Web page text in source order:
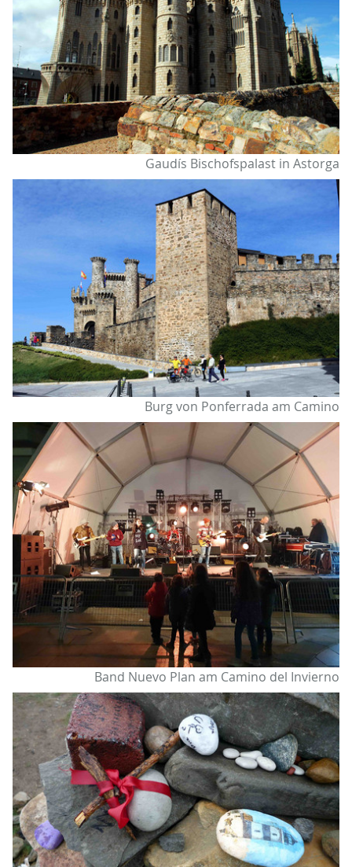
Gaudís Bischofspalast in Astorga
Burg von Ponferrada am Camino
Band Nuevo Plan am Camino del Invierno